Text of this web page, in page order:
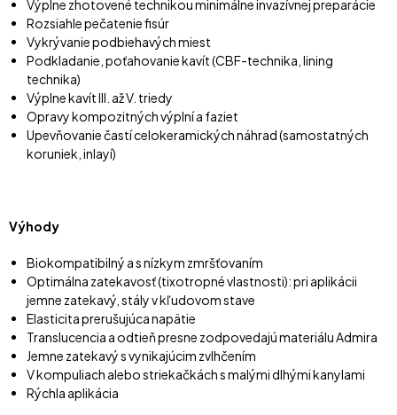
Výplne zhotovené technikou minimálne invazívnej preparácie
Rozsiahle pečatenie fisúr
Vykrývanie podbiehavých miest
Podkladanie, poťahovanie kavít (CBF-technika, lining
technika)
Výplne kavít III. až V. triedy
Opravy kompozitných výplní a faziet
Upevňovanie častí celokeramických náhrad (samostatných
koruniek, inlayí)
Výhody
Biokompatibilný a s nízkym zmršťovaním
Optimálna zatekavosť (tixotropné vlastnosti): pri aplikácii
jemne zatekavý, stály v kľudovom stave
Elasticita prerušujúca napätie
Translucencia a odtieň presne zodpovedajú materiálu Admira
Jemne zatekavý s vynikajúcim zvlhčením
V kompuliach alebo striekačkách s malými dlhými kanylami
Rýchla aplikácia